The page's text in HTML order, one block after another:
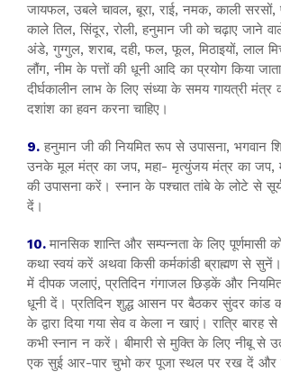
जायफल, उबले चावल, बूरा, राई, नमक, काली सरसों,
काले तिल, सिंदूर, रोली, हनुमान जी को चढ़ाए जाने
अंडे, गुग्गुल, शराब, दही, फल, फूल, मिठाइयों, लाल
लौंग, नीम के पत्तों की धूनी आदि का प्रयोग किया
दीर्घकालीन लाभ के लिए संध्या के समय गायत्री
दशांश का हवन करना चाहिए।
9. हनुमान जी की नियमित रूप से उपासना, भगवान
उनके मूल मंत्र का जप, महा- मृत्युंजय मंत्र का जप,
की उपासना करें। स्नान के पश्चात तांबे के लोटे से
दें।
10. मानसिक शान्ति और सम्पन्नता के लिए पूर्णमासी
कथा स्वयं करें अथवा किसी कर्मकांडी ब्राह्मण से
में दीपक जलाएं, प्रतिदिन गंगाजल छिड़कें और
धूनी दें। प्रतिदिन शुद्ध आसन पर बैठकर सुंदर कांड
के द्वारा दिया गया सेव व केला न खाएं। रात्रि बारह
कभी स्नान न करें। बीमारी से मुक्ति के लिए नीबू से
एक सुई आर-पार चुभो कर पूजा स्थल पर रख दें